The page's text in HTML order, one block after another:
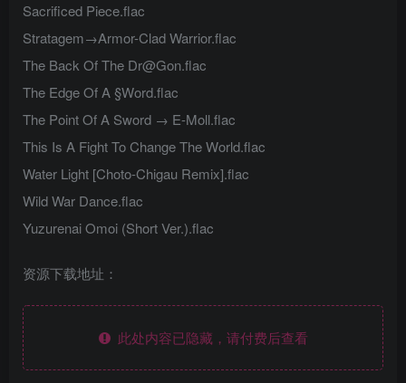
Sacrificed Piece.flac
Stratagem→Armor-Clad Warrior.flac
The Back Of The Dr@Gon.flac
The Edge Of A §Word.flac
The Point Of A Sword → E-Moll.flac
This Is A Fight To Change The World.flac
Water Light [Choto-Chigau Remix].flac
Wild War Dance.flac
Yuzurenai Omoi (Short Ver.).flac
资源下载地址：
此处内容已隐藏，请付费后查看